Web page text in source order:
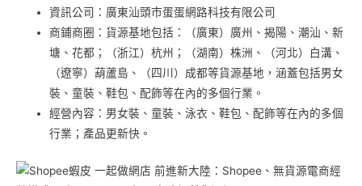
資訊公司：廣東汕頭市蛋蛋網路科技有限公司
商鋪商圈：貨源基地包括：（廣東）廣州、揭陽、潮汕、新
塘、花都；（浙江）杭州；（湖南）株洲、（河北）白溝、
（遼寧）葫蘆島、（四川）成都等貨源基地，涵蓋包括男女
裝、童裝、鞋包、配飾等在內的多個行業。
經營內容：男女裝、童裝、泳衣、鞋包、配飾等在內的多個
行業；產品更新快。